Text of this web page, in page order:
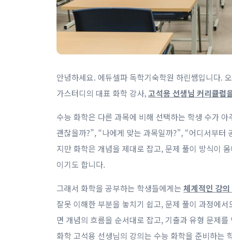
안녕하세요. 에듀셀파 독학기숙학원 하린쌤입니다.
가스터디의 대표 화학 강사,고석용 선생님 커리큘럼
수능 화학은 다른 과목에 비해 선택하는 학생 수가
괜찮을까?”, “나에게 맞는 과목일까?”, “어디서부
지만 화학은 개념을 제대로 잡고, 문제 풀이 방식이
이기도 합니다.
그래서 화학을 공부하는 학생들에게는 체계적인 강
잘못 이해한 부분을 놓치기 쉽고, 문제 풀이 과정에
면 개념의 흐름을 순서대로 잡고, 기출과 유형 문제
화학 고석용 선생님의 강의는 수능 화학을 준비하는